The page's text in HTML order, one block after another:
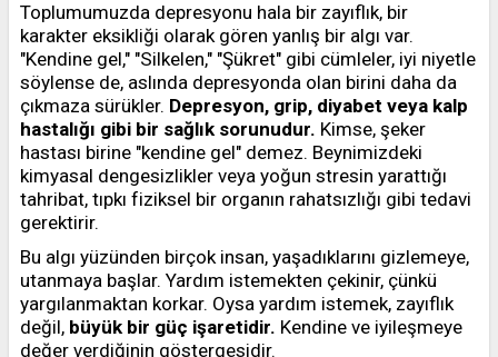
Toplumumuzda depresyonu hala bir zayıflık, bir
karakter eksikliği olarak gören yanlış bir algı var.
"Kendine gel," "Silkelen," "Şükret" gibi cümleler, iyi niyetle
söylense de, aslında depresyonda olan birini daha da
çıkmaza sürükler. Depresyon, grip, diyabet veya kalp
hastalığı gibi bir sağlık sorunudur. Kimse, şeker
hastası birine "kendine gel" demez. Beynimizdeki
kimyasal dengesizlikler veya yoğun stresin yarattığı
tahribat, tıpkı fiziksel bir organın rahatsızlığı gibi tedavi
gerektirir.
Bu algı yüzünden birçok insan, yaşadıklarını gizlemeye,
utanmaya başlar. Yardım istemekten çekinir, çünkü
yargılanmaktan korkar. Oysa yardım istemek, zayıflık
değil, büyük bir güç işaretidir. Kendine ve iyileşmeye
değer verdiğinin göstergesidir.